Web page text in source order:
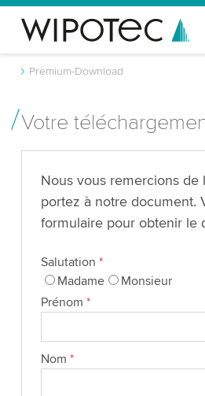
Premium-Download
Votre
Nous vous remercions
portez à notre document.
formulaire pour obtenir le
Salutation *
Madame
Monsieur
Prénom *
Nom *